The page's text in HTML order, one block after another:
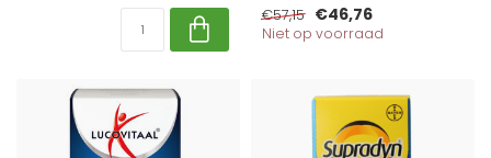
€57,15 €46,76
Niet op voorraad